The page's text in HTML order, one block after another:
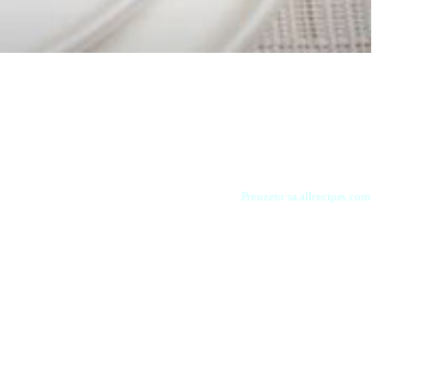
Preuzeto sa allrecipes.com